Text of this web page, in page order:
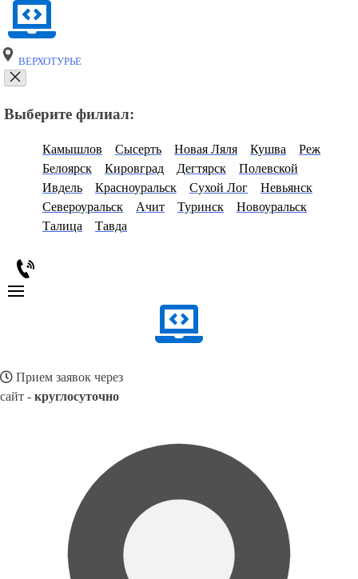
ВЕРХОТУРЬЕ
Выберите филиал:
Камышлов Сысерть Новая Ляля Кушва
Реж
Белоярск
Кировград Дегтярск
Полевской
Ивдель
Красноуральск Сухой Лог
Невьянск
Североуральск
Ачит Туринск
Новоуральск
Талица
Тавда
Прием заявок через
сайт - круглосуточно